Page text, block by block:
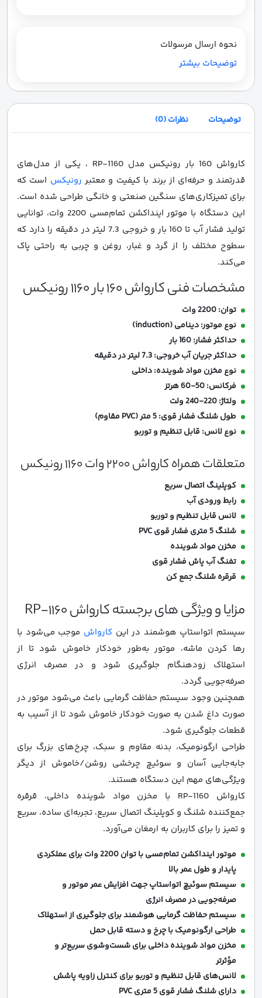
نحوه ارسال مرسولات
توضیحات بیشتر
توضیحات نظرات (0)
کارواش 160 بار رونیکس مدل RP-1160 ، یکی از مدل‌های
قدرتمند و حرفه‌ای از برند با کیفیت و معتبر رونیکس است که
برای تمیزکاری‌های سنگین صنعتی و خانگی طراحی شده است.
این دستگاه با موتور اینداکشن تمام‌مسی 2200 وات، توانایی
تولید فشار آب تا 160 بار و خروجی 7.3 لیتر در دقیقه را دارد که
سطوح مختلف را از گرد و غبار، روغن و چربی به راحتی پاک
می‌کند.
مشخصات فنی کارواش 160 بار 1160 رونیکس
توان: 2200 وات
نوع موتور: دینامی (induction)
حداکثر فشار: 160 بار
حداکثر جریان آب خروجی: 7.3 لیتر در دقیقه
نوع مخزن مواد شوینده: داخلی
فرکانس: 50-60 هرتز
ولتاژ: 220-240 ولت
طول شلنگ فشار قوی: 5 متر (PVC مقاوم)
نوع لانس: قابل تنظیم و توربو
متعلقات همراه کارواش 2200 وات 1160 رونیکس
کوپلینگ اتصال سریع
رابط ورودی آب
لانس قابل تنظیم و توربو
شلنگ 5 متری فشار قوی PVC
مخزن مواد شوینده
تفنگ آب پاش فشار قوی
قرقره شلنگ جمع کن
مزایا و ویژگی های برجسته کارواش RP-1160
سیستم اتواستاپ هوشمند در اینکارواش موجب می‌شود با
رها کردن ماشه، موتور به‌طور خودکار خاموش شود تا از
استهلاک زودهنگام جلوگیری شود و در مصرف انرژی
صرفه‌جویی گردد.
همچنین وجود سیستم حفاظت گرمایی باعث می‌شود موتور در
صورت داغ شدن به صورت خودکار خاموش شود تا از آسیب به
قطعات جلوگیری شود.
طراحی ارگونومیک، بدنه مقاوم و سبک، چرخ‌های بزرگ برای
جابه‌جایی آسان و سوئیچ چرخشی روشن/خاموش از دیگر
ویژگی‌های مهم این دستگاه هستند.
کارواش RP-1160 با مخزن مواد شوینده داخلی، قرقره
جمع‌کننده شلنگ و کوپلینگ اتصال سریع، تجربه‌ای ساده، سریع
و تمیز را برای کاربران به ارمغان می‌آورد.
موتور اینداکشن تمام‌مسی با توان 2200 وات برای عملکردی
پایدار و طول عمر بالا
سیستم سوئیچ اتواستاپ جهت افزایش عمر موتور و
صرفه‌جویی در مصرف انرژی
سیستم حفاظت گرمایی هوشمند برای جلوگیری از استهلاک
طراحی ارگونومیک با چرخ و دسته قابل حمل
مخزن مواد شوینده داخلی برای شست‌وشوی سریع‌تر و
مؤثرتر
لانس‌های قابل تنظیم و توربو برای کنترل زاویه پاشش
دارای شلنگ فشار قوی 5 متری PVC